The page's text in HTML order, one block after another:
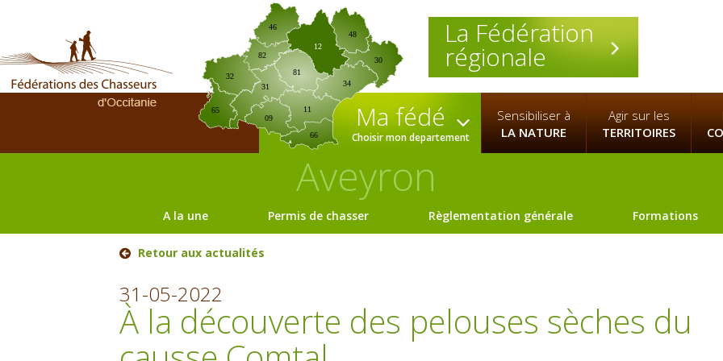
La Fédération
régionale
09
12
30
31
32
34
46
65
66
81
82
11
48
Ma fédé
Choisir mon departement
Sensibiliser à
LA NATURE
Agir sur les
TERRITOIRES
Aveyron
A la une Permis de chasser Règlementation générale Formations
Retour aux actualités
31-05-2022
À la découverte des pelouses sèches du